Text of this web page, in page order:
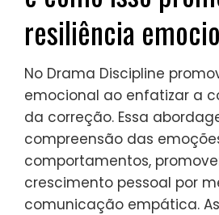
resiliência
No Drama Discipline
emocional ao enfatizar a
da correção. Essa
compreensão das
comportamentos,
crescimento pessoal por
comunicação empática.